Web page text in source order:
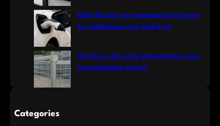
Elektrificatie van wagenparken: kansen
én uitdagingen voor bedrijven
Hoe kies je de juiste gaascontainer voor
jouw logistieke proces?
Categories